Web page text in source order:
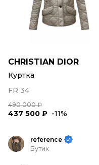
CHRISTIAN DIOR
Куртка
FR 34
490 000 ₽
437 500 ₽ -11%
reference
Бутик